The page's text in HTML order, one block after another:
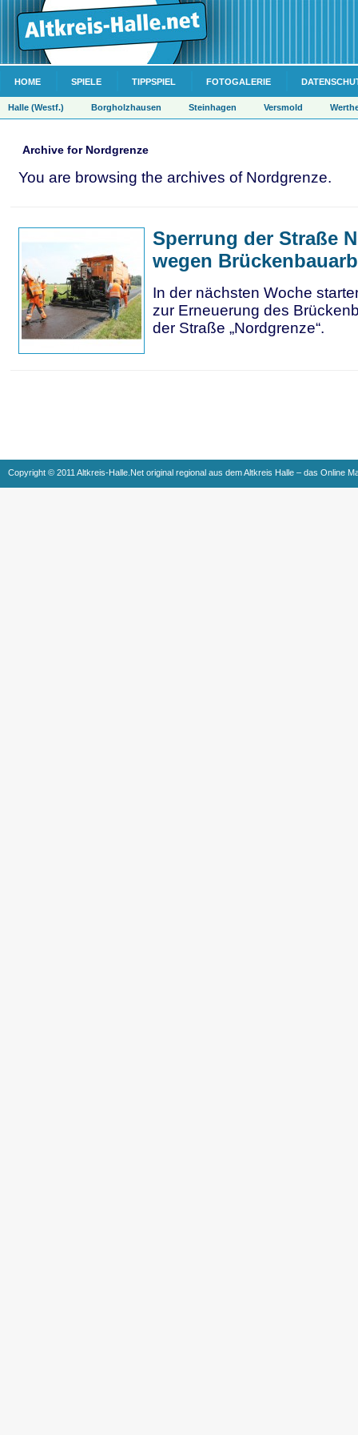
HOME SPIELE TIPPSPIEL FOTOGALERIE
Halle (Westf.) Borgholzhausen Steinhagen Versmold
Archive for Nordgrenze
You are browsing the archives of Nordgrenze.
Sperrung der Straße
wegen
In der nächsten Woche
zur Erneuerung des
der Straße „Nordgrenze“.
Copyright © 2011 Altkreis-Halle.Net original regional aus dem Altkreis Halle – das Online